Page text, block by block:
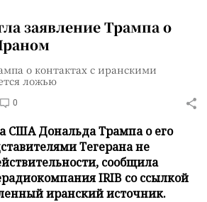
заявление Трампа о
о контактах с иранскими
ложью
0
США Дональда Трампа о его
Тегерана не
сообщила
IRIB со ссылкой
иранский источник.